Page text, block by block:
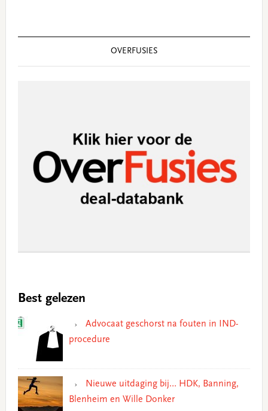
OVERFUSIES
Best gelezen
Advocaat geschorst na fouten in IND-
procedure
Nieuwe uitdaging bij… HDK, Banning,
Blenheim en Wille Donker